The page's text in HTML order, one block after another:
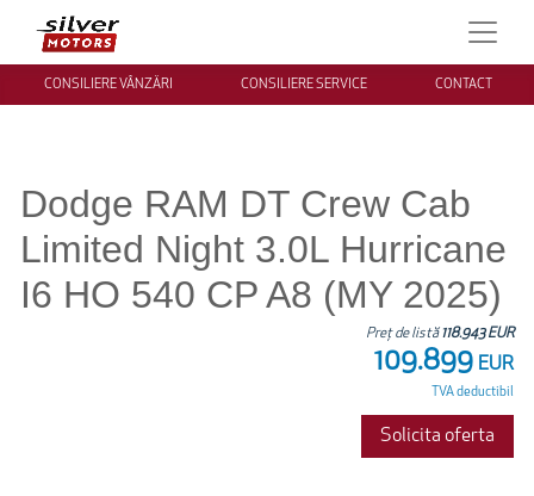
CONSILIERE VÂNZĂRI CONSILIERE SERVICE CONTACT
Dodge RAM DT Crew Cab
Limited Night 3.0L Hurricane
I6 HO 540 CP A8 (MY 2025)
Preț de listă118.943 EUR
109.899 EUR
TVA deductibil
Solicita oferta